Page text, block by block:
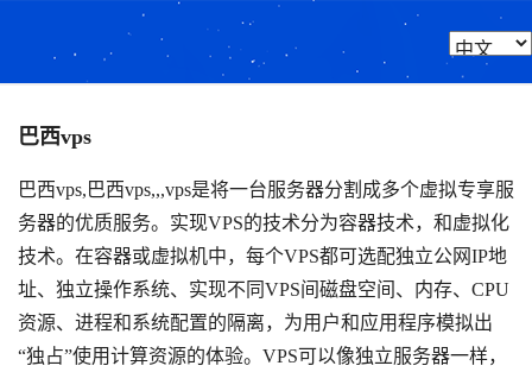
巴西vps
巴西vps,巴西vps,,,vps是将一台服务器分割成多个虚拟专享服
务器的优质服务。实现VPS的技术分为容器技术，和虚拟化
技术。在容器或虚拟机中，每个VPS都可选配独立公网IP地
址、独立操作系统、实现不同VPS间磁盘空间、内存、CPU
资源、进程和系统配置的隔离，为用户和应用程序模拟出
“独占”使用计算资源的体验。VPS可以像独立服务器一样，